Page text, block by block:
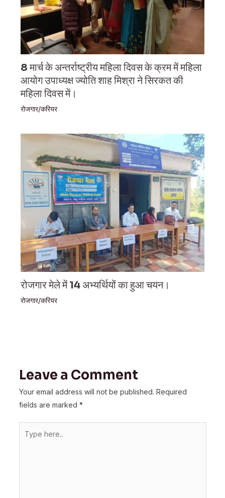
8 मार्च के अन्तर्राष्ट्रीय महिला दिवस के क्रम में महिला
आयोग उपाध्यक्ष ज्योति शाह मिश्रा ने सिरकत की
महिला दिवस में।
रोजगार/करियर
रोजगार मेले में 14 अभ्यर्थियों का हुआ चयन।
रोजगार/करियर
Leave a Comment
Your email address will not be published. Required
fields are marked *
here..